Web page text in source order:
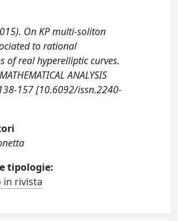
On KP multi-soliton
to rational
of real hyperelliptic curves.
ANALYSIS
157 [10.6092/issn.2240-
tipologie:
in rivista